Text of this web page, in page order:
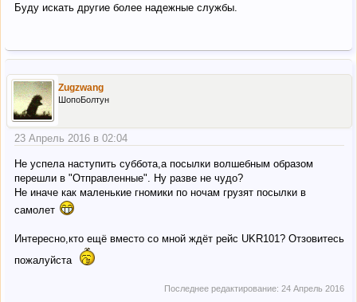
Буду искать другие более надежные службы.
Zugzwang
ШопоБолтун
23 Апрель 2016 в 02:04
Не успела наступить суббота,а посылки волшебным образом
перешли в "Отправленные". Ну разве не чудо?
Не иначе как маленькие гномики по ночам грузят посылки в
самолет
Интересно,кто ещё вместо со мной ждёт рейс UKR101? Отзовитесь
пожалуйста
Последнее редактирование: 24 Апрель 2016